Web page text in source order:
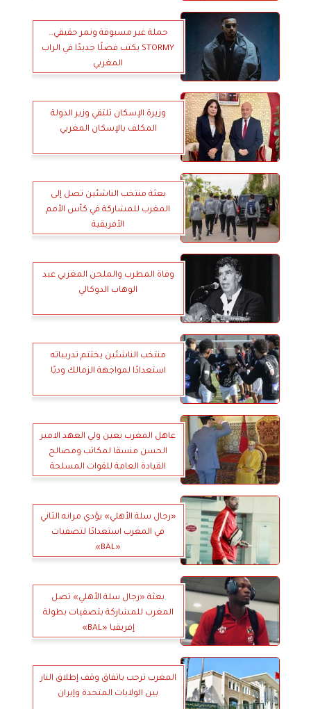
حملة غير مسبوقة ونمر حقيقي…
STORMY يكتب فصلًا جديدًا في الراب
المغربي
وزيرة الإسكان تلتقي وزير الدولة
المكلف بالإسكان المغربي
بعثة منتخب الناشئين تصل إلى
المغرب للمشاركة في كأس الأمم
الأفريقية
وفاة المطرب والملحن المغربي عبد
الوهاب الدوكالي
منتخب الناشئين يختتم تدريباته
استعدادًا لمواجهة الزمالك وديًا
عاهل المغرب يعين ولي العهد الامير
الحسن منسقا لمكاتب ومصالح
القيادة العامة للقوات المسلحة
«رجال سلة الأهلي» يؤدي مرانه الثاني
في المغرب استعدادًا لتصفيات
«BAL»
بعثة «رجال سلة الأهلي» تصل
المغرب للمشاركة بتصفيات بطولة
إفريقيا «‏BAL‏»‏
المغرب ترحب باتفاق وقف إطلاق النار
بين الولايات المتحدة وإيران